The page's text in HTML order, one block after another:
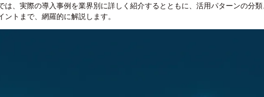
、実際の導入事例を業界別に詳しく紹介するとともに、活用パターンの分
トまで、網羅的に解説します。